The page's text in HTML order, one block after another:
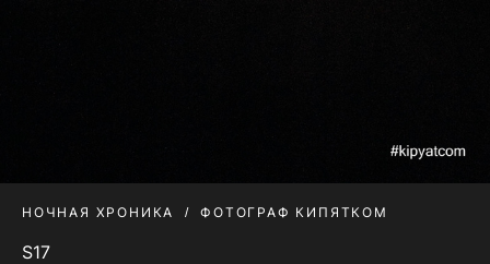
НОЧНАЯ ХРОНИКА ФОТОГРАФ КИПЯТКОМ
S17